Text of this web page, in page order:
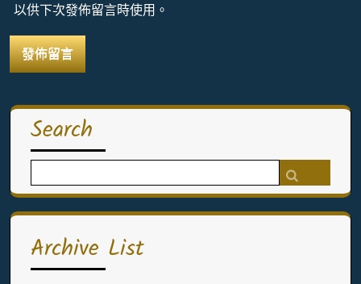
以供下次發佈留言時使用。
Search
for:
Archive List